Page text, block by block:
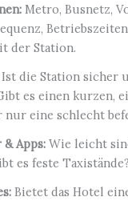
Metro, Busnetz,
der Station.
die Station sicher
es einen kurzen,
nur eine schlecht
Apps:Wie leicht
es feste Taxistände?
Bietet das Hotel